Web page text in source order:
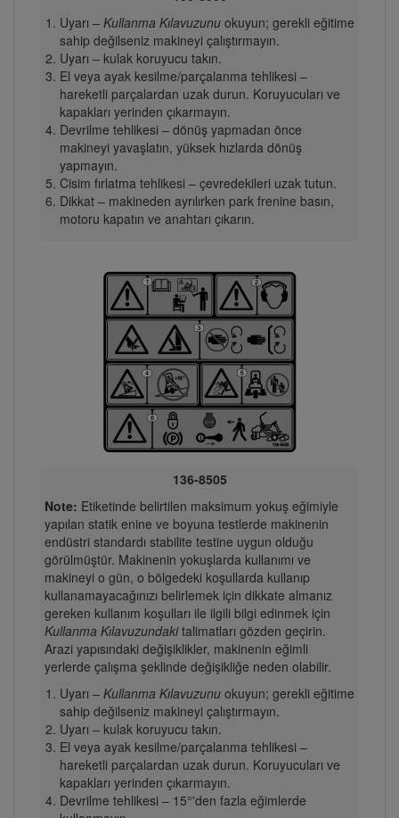
Uyarı – Kullanma Kılavuzunuokuyun; gerekli eğitime
sahip değilseniz makineyi çalıştırmayın.
Uyarı – kulak koruyucu takın.
El veya ayak kesilme/parçalanma tehlikesi –
hareketli parçalardan uzak durun. Koruyucuları ve
kapakları yerinden çıkarmayın.
Devrilme tehlikesi – dönüş yapmadan önce
makineyi yavaşlatın, yüksek hızlarda dönüş
yapmayın.
Cisim fırlatma tehlikesi – çevredekileri uzak tutun.
Dikkat – makineden ayrılırken park frenine basın,
motoru kapatın ve anahtarı çıkarın.
136-8505
Note: Etiketinde belirtilen maksimum yokuş eğimiyle
yapılan statik enine ve boyuna testlerde makinenin
endüstri standardı stabilite testine uygun olduğu
görülmüştür. Makinenin yokuşlarda kullanımı ve
makineyi o gün, o bölgedeki koşullarda kullanıp
kullanamayacağınızı belirlemek için dikkate almanız
gereken kullanım koşulları ile ilgili bilgi edinmek için
Kullanma Kılavuzundakitalimatları gözden geçirin.
Arazi yapısındaki değişiklikler, makinenin eğimli
yerlerde çalışma şeklinde değişikliğe neden olabilir.
Uyarı – Kullanma Kılavuzunuokuyun; gerekli eğitime
sahip değilseniz makineyi çalıştırmayın.
Uyarı – kulak koruyucu takın.
El veya ayak kesilme/parçalanma tehlikesi –
hareketli parçalardan uzak durun. Koruyucuları ve
kapakları yerinden çıkarmayın.
Devrilme tehlikesi – 15°'den fazla eğimlerde